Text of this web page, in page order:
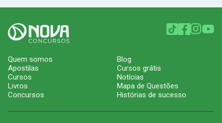
Quem somos
Apostilas
Cursos
Livros
Concursos
Blog
Cursos grátis
Notícias
Mapa de Questões
Histórias de sucesso